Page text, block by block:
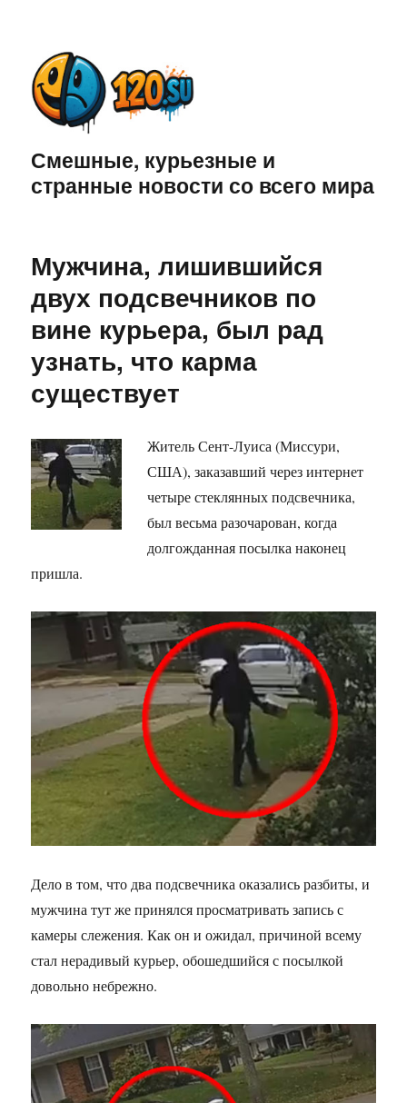
Смешные, курьезные и
странные новости со всего мира
Мужчина, лишившийся
двух подсвечников по
вине курьера, был рад
узнать, что карма
существует
Житель Сент-Луиса (Миссури,
США), заказавший через интернет
четыре стеклянных подсвечника,
был весьма разочарован, когда
долгожданная посылка наконец
пришла.
Дело в том, что два подсвечника оказались разбиты, и
мужчина тут же принялся просматривать запись с
камеры слежения. Как он и ожидал, причиной всему
стал нерадивый курьер, обошедшийся с посылкой
довольно небрежно.